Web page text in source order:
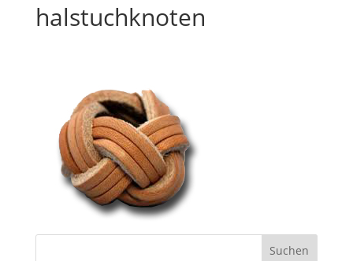
halstuchknoten